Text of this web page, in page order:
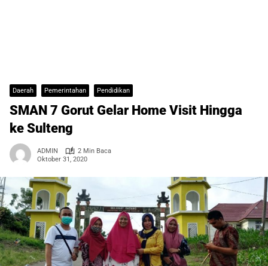
Daerah Pemerintahan Pendidikan
SMAN 7 Gorut Gelar Home Visit Hingga
ke Sulteng
ADMIN
2 Min Baca
Oktober 31, 2020